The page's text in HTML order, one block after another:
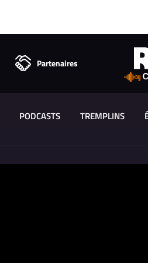
Partenaires
PODCASTS TREMPLINS